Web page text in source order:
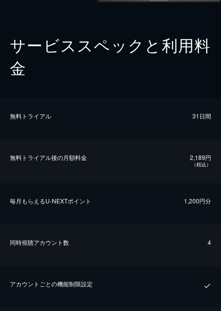
サービススペックと利用料
金
無料トライアル 31日間
無料トライアル後の⽉額料金 2,189円
（税込）
毎⽉もらえるU-NEXTポイント 1,200円分
同時視聴アカウント数 4
アカウントごとの機能制限設定